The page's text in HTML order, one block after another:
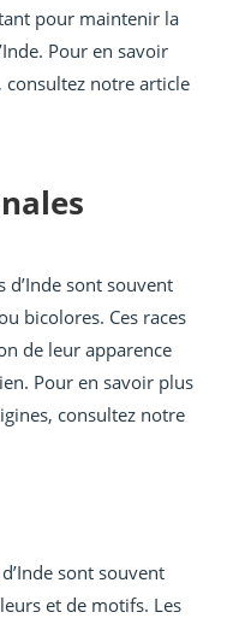
pour maintenir la
Pour en savoir
consultez notre article
d’Inde sont souvent
bicolores. Ces races
de leur apparence
Pour en savoir plus
consultez notre
sont souvent
et de motifs. Les